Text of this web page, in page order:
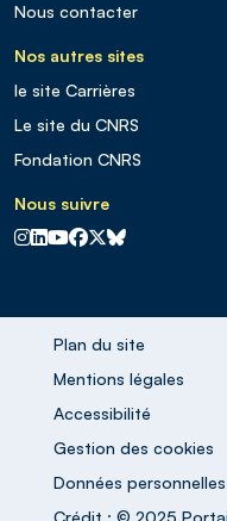
Nous contacter
Nos autres sites
le site Carrières
Le site du CNRS
Fondation CNRS
Nous suivre
CNRS sur Instagram
CNRS sur Linkedin
CNRS sur Youtube
CNRS sur
CNRS sur X
CNRS sur
Plan du site
Mentions légales
Accessibilité
Gestion des cookies
Données personnelles
Crédit : © 2025